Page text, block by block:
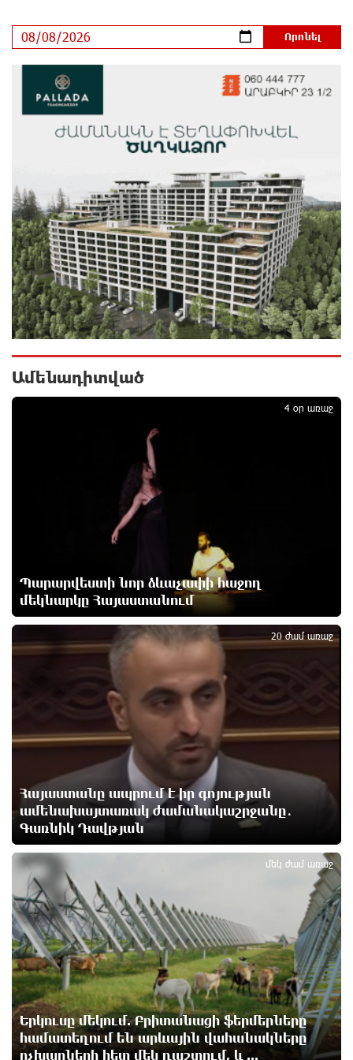
Երկուսը մեկում. Բրիտանացի ֆերմերները
համատեղում են արևային վահանակները
ոչխարների հետ մեկ դաշտում, և դա աշխատում է
մեկ ժամ առաջ
Սաուդյան Արաբիան, Թուրքիան և Պակիստանը
համատեղ պաշտպանության մասին
համաձայնագիր են կնքել. Արտակ Զաքարյան
Սլովակիայի նախկին ղեկավարները պահանջում
են, որ Նիկոլ Փաշինյանը դադարեցնի Հայ
Առաքելական Եկեղեցու նկատմամբ քաղաքական
հետապնդումները և ճնշումները
3 ժամ առաջ
Բանկային գաղտնիքի ապօրինի արտահոսք,
մերժված վարույթներ և լռող բանկեր. ահազանգում
է գործարարը
վախենում իշխանությունների
ապօրինություններից. Լարիսա Ալավերդյան
Մեր ուժը մեր աշխատակիցներն են. ԶՊՄԿ
«Պատմական հիշողությունը չի կարելի
քաղաքականություն դարձնել». Կարպիս Փաշոյան
Երևանի և մարզերի տասնյակ հասցեներում
օգոստոսի 10-ին, 11-ին, 12-ին և 13-ին գազ չի
Հայ ուշուիստները 37 մեդալ են նվաճել
միջազգային մրցաշարում
14 ժամ առաջ
ԱՄՆ Սենատը մեծամասնությամբ ընդունել է
Ռուսաստանի և Իրանի դեմ պատժամիջոցների
ընդլայնման օրինագիծը
14 ժամ առաջ
Երգչուհի Բեյոնսեն ​​4 դատական հայց է
ներկայացրել Թուրքիայում
15 ժամ առաջ
Երևանյան լճում իրականացվել են մաքրման
աշխատանքներ
15 ժամ առաջ
Ամենադիտված
Պարարվեստի նոր ձևաչափի հաջող
մեկնարկը Հայաստանում
4 օր առաջ
1
Հայաստանը ապրում է իր գոյության
ամենախայտառակ ժամանակաշրջանը․
Գառնիկ Դավթյան
20 ժամ առաջ
2
Երկուսը մեկում. Բրիտանացի ֆերմերները
համատեղում են արևային վահանակները
ոչխարների հետ մեկ դաշտում, և ...
մեկ ժամ առաջ
3